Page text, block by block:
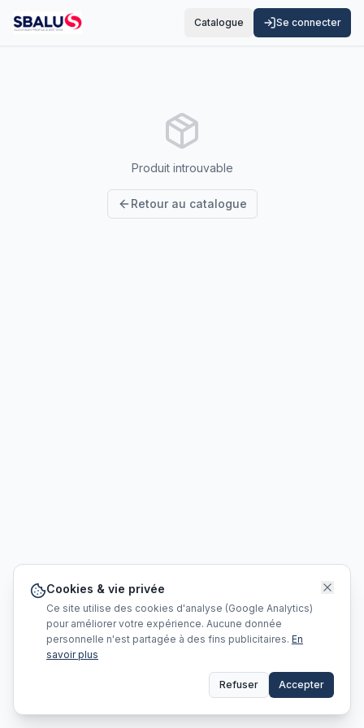
Catalogue Se connecter
Produit introuvable
Retour au catalogue
Cookies & vie privée
Ce site utilise des cookies d'analyse (Google Analytics)
pour améliorer votre expérience. Aucune donnée
personnelle n'est partagée à des fins publicitaires. En
savoir plus
Refuser Accepter